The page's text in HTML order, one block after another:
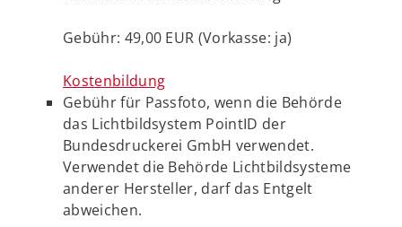
Gebühr: 49,00 EUR (Vorkasse: ja)
Kostenbildung
Gebühr für Passfoto, wenn die Behörde
das Lichtbildsystem PointID der
Bundesdruckerei GmbH verwendet.
Verwendet die Behörde Lichtbildsysteme
anderer Hersteller, darf das Entgelt
abweichen.